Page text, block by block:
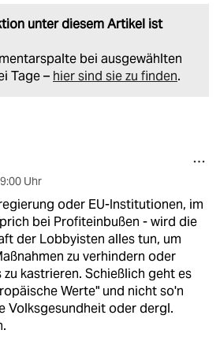
unter diesem Artikel ist
bei ausgewählten
Tage – hier sind sie zu finden.
Uhr
oder EU-Institutionen, im
bei Profiteinbußen - wird die
der Lobbyisten alles tun, um
zu verhindern oder
zu kastrieren. Schießlich geht es
Werte" und nicht so'n
Volksgesundheit oder dergl.